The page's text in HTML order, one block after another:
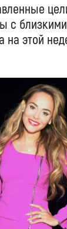
с
на этой